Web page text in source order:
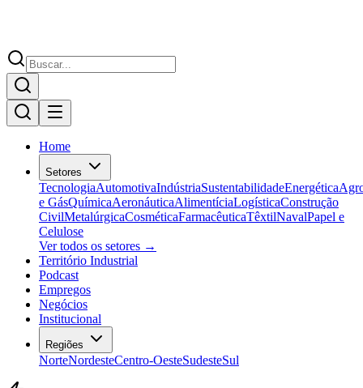
Home
Setores
TecnologiaAutomotivaIndústriaSustentabilidadeEnergética
e GásQuímicaAeronáuticaAlimentíciaLogísticaConstrução
CivilMetalúrgicaCosméticaFarmacêuticaTêxtilNavalPapel e
Celulose
Ver todos os setores →
Território Industrial
Podcast
Empregos
Negócios
Institucional
Regiões
NorteNordesteCentro-OesteSudesteSul